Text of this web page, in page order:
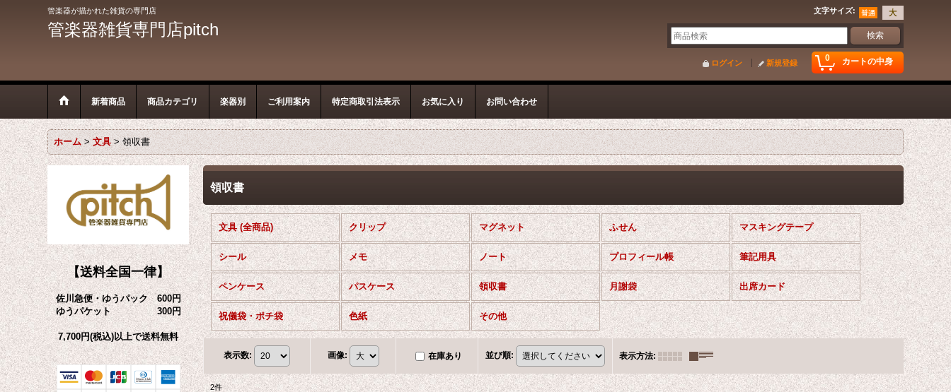
管楽器が描かれた雑貨の専門店 文字サイズ:
管楽器雑貨専門店pitch
0 カートの中身
ログイン 新規登録
新着商品 商品カテゴリ 楽器別 ご利用案内 特定商取引法表示 お気に入り お問い合わせ
ホーム > 文具 > 領収書
【送料全国一律】
佐川急便・ゆうパック 600円
ゆうパケット 300円
7,700円(税込)以上で送料無料
領収書
文具 (全商品) クリップ マグネット ふせん マスキングテープ
シール メモ ノート プロフィール帳 筆記用具
ペンケース パスケース 領収書 月謝袋 出席カード
祝儀袋・ポチ袋 色紙 その他
表示数: 画像: 在庫あり 並び順: 表示方法:
2件